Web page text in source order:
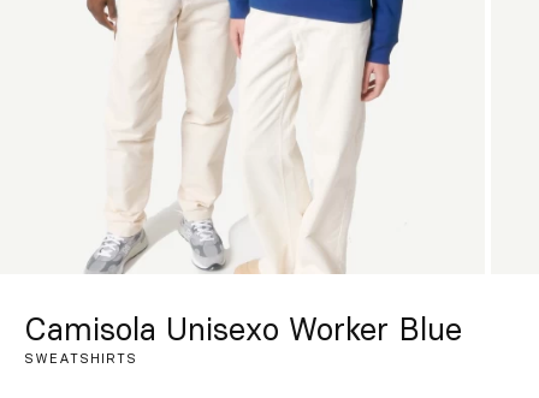
ES FR
Camisola Unisexo Worker Blue
SWEATSHIRTS